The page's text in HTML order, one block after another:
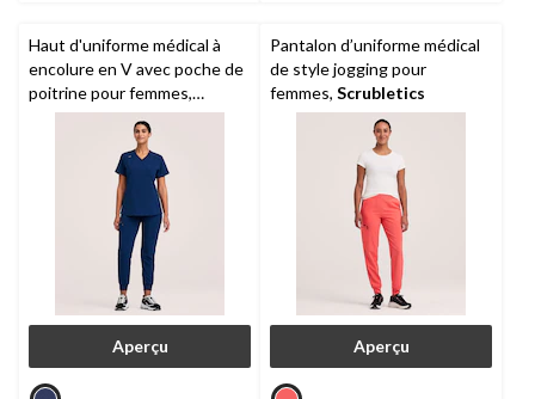
Haut d'uniforme médical à
encolure en V avec poche de
poitrine pour femmes,
Scrubletics
Aperçu
Pantalon d’uniforme médical
de style jogging pour
femmes, Scrubletics
Aperçu